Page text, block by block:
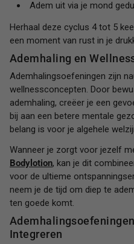
Adem uit via je mond
Herhaal deze cyclus 4 tot 5
een moment van rust in je
Ademhaling en
Ademhalingsoefeningen zijn
wellnessconcepten. Door
ademhaling, creëer je een
bij aan een betere mentale
belang is voor je algehele
Wanneer je zorgt voor jezelf
Bodylotion, kan je dit
voor de ultieme
neem je de tijd om diep te
ten goede komt.
Integreren